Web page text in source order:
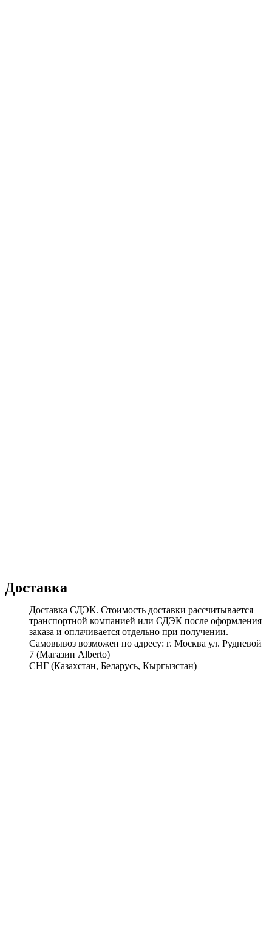
Доставка
Доставка СДЭК. Стоимость доставки рассчитывается
транспортной компанией или СДЭК после оформления
заказа и оплачивается отдельно при получении.
Самовывоз возможен по адресу: г. Москва ул. Рудневой
7 (Магазин Alberto)
СНГ (Казахстан, Беларусь, Кыргызстан)